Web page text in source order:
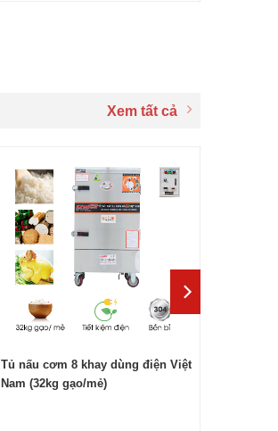
Xem tất cả
Tủ nấu cơm 8 khay dùng điện Việt
Nam (32kg gạo/mẻ)